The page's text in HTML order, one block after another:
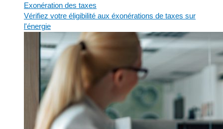
Exonération des taxes
Vérifiez votre éligibilité aux éxonérations de taxes sur
l'énergie